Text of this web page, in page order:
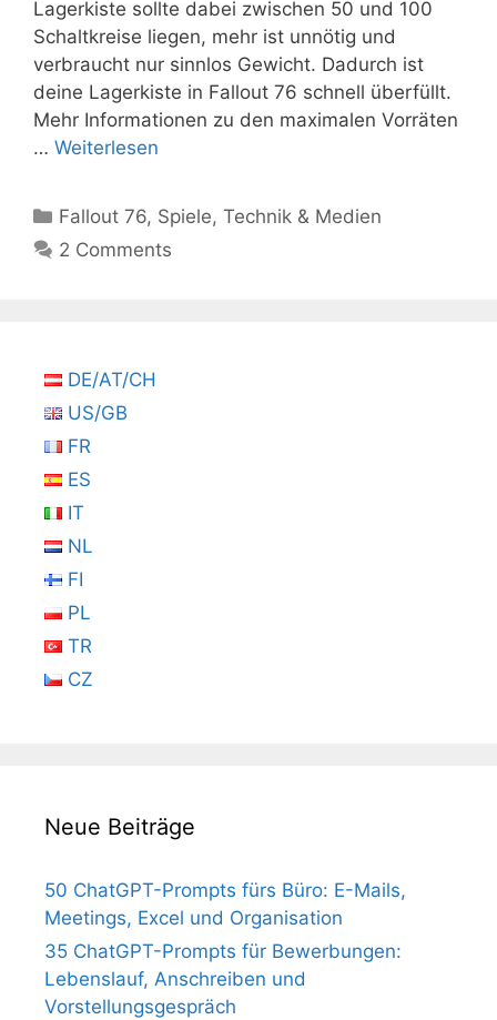
Lagerkiste sollte dabei zwischen 50 und 100
Schaltkreise liegen, mehr ist unnötig und
verbraucht nur sinnlos Gewicht. Dadurch ist
deine Lagerkiste in Fallout 76 schnell überfüllt.
Mehr Informationen zu den maximalen Vorräten
… Weiterlesen
Kategorien
Fallout 76, Spiele,Technik & Medien
2 Comments
DE/AT/CH
US/GB
FR
ES
IT
NL
FI
PL
TR
CZ
Neue Beiträge
50 ChatGPT-Prompts fürs Büro: E-Mails,
Meetings, Excel und Organisation
35 ChatGPT-Prompts für Bewerbungen:
Lebenslauf, Anschreiben und
Vorstellungsgespräch